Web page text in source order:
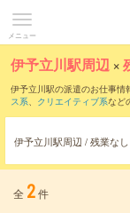
メニュー
伊予立川駅周辺 ×
伊予立川駅の派遣のお仕事情
ス系、 クリエイティブ系など
伊予立川駅周辺 / 残業なし
全 2件